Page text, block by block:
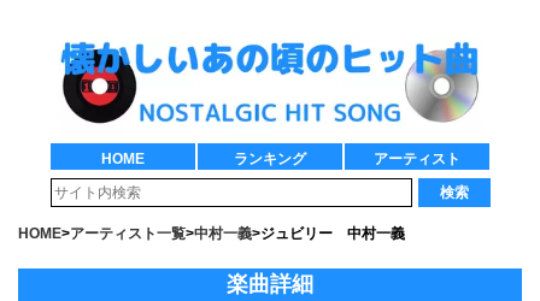
HOME ランキング
アーティスト
検索
HOME>アーティスト一覧>中村一義>ジュビリー 中村一義
楽曲詳細